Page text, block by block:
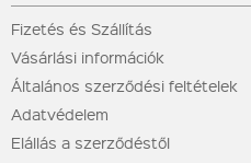
Fizetés és Szállítás
Vásárlási információk
Általános szerződési feltételek
Adatvédelem
Elállás a szerződéstől